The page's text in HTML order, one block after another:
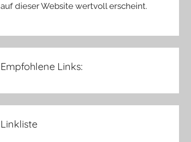
auf dieser Website wertvoll erscheint.
Empfohlene Links:
Linkliste